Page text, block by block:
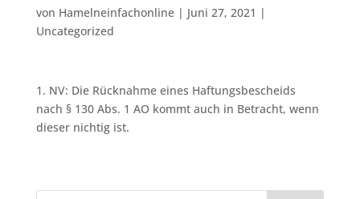
von Hamelneinfachonline| Juni 27, 2021 |
Uncategorized
1. NV: Die Rücknahme eines Haftungsbescheids
nach § 130 Abs. 1 AO kommt auch in Betracht, wenn
dieser nichtig ist.